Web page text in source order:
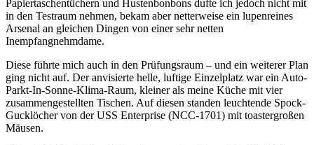
Papiertaschentüchern und Hustenbonbons dufte ich jedoch nicht mit
in den Testraum nehmen, bekam aber netterweise ein lupenreines
Arsenal an gleichen Dingen von einer sehr netten
Inempfangnehmdame.
Diese führte mich auch in den Prüfungsraum – und ein weiterer Plan
ging nicht auf. Der anvisierte helle, luftige Einzelplatz war ein Auto-
Parkt-In-Sonne-Klima-Raum, kleiner als meine Küche mit vier
zusammengestellten Tischen. Auf diesen standen leuchtende Spock-
Gucklöcher von der USS Enterprise (NCC-1701) mit toastergroßen
Mäusen.